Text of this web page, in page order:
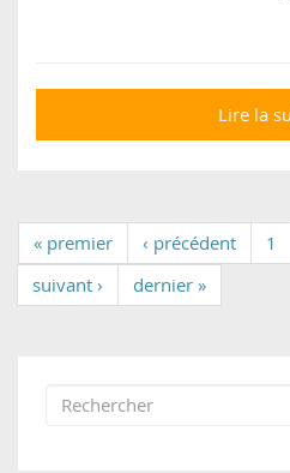
Lire la
« premier ‹ précédent 1
suivant ›
dernier »
Formulaire de